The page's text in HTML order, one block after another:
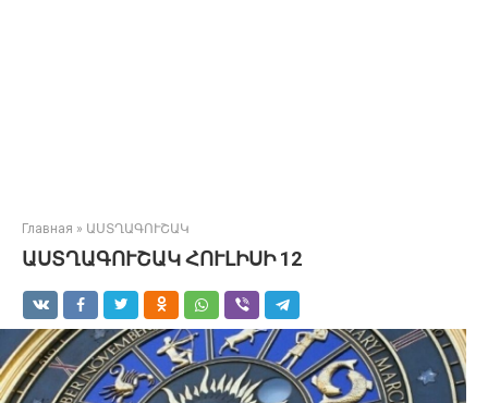
Главная » ԱՍՏՂԱԳՈՒՇԱԿ
ԱՍՏՂԱԳՈՒՇԱԿ ՀՈՒԼԻՍԻ 12